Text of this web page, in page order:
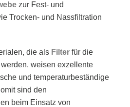
zur Fest- und
Trocken- und Nassfiltration
die als Filter für die
weisen exzellente
und temperaturbeständige
sind den
beim Einsatz von